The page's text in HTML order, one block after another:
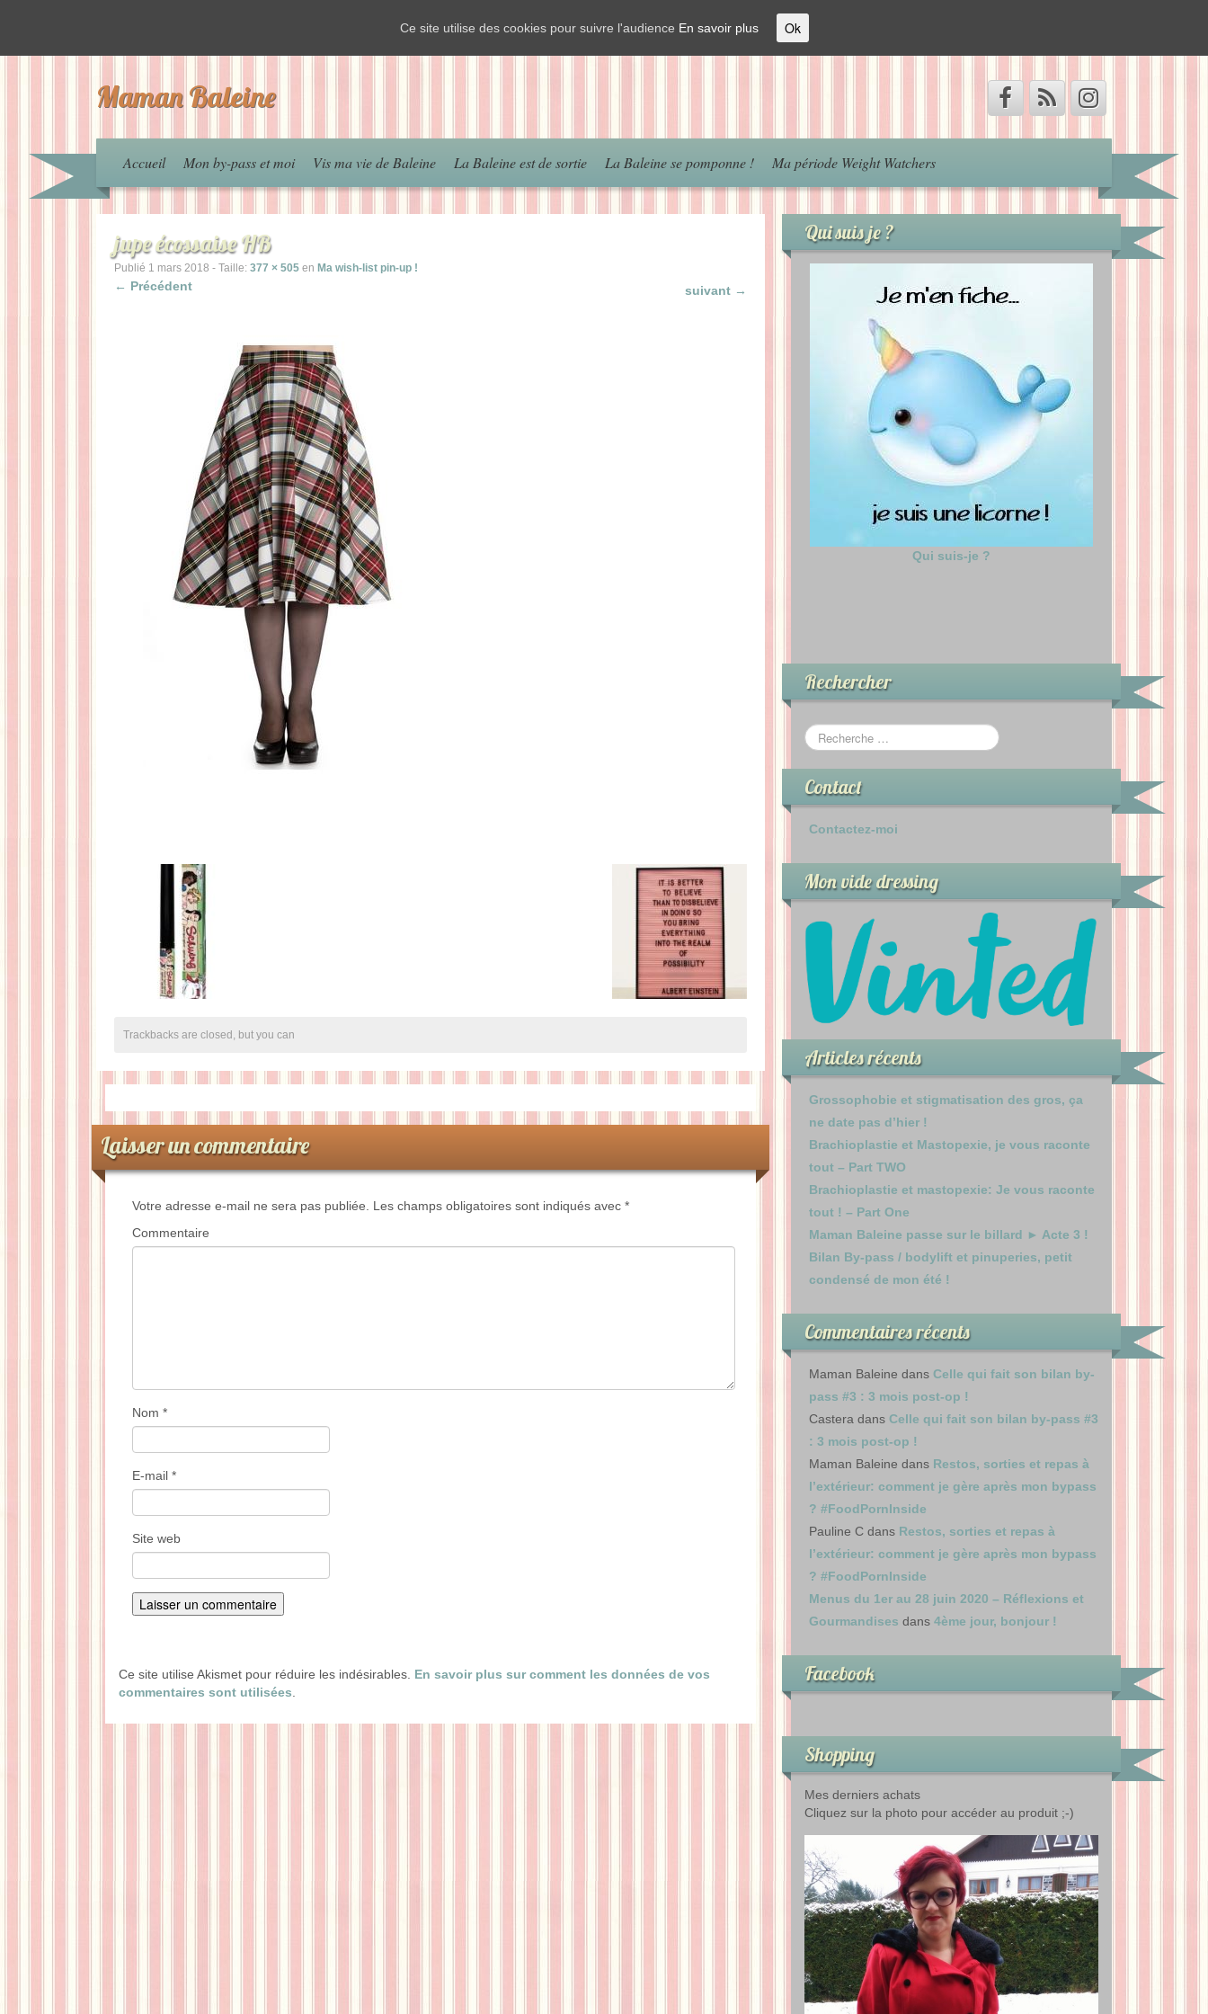
Maman Baleine
Accueil Mon by-pass et moi Vis ma vie de Baleine La Baleine est de sortie La Baleine se pomponne ! Ma période Weight Watchers
jupe écossaise HB
Publié 1 mars 2018 - Taille: 377 × 505 en Ma wish-list pin-up !
← Précédent suivant →
Trackbacks are closed, but you can
Laisser un commentaire
Votre adresse e-mail ne sera pas publiée. Les champs obligatoires sont indiqués avec *
Commentaire
Nom *
E-mail *
Site web
Ce site utilise Akismet pour réduire les indésirables. En savoir plus sur comment les données de vos
commentaires sont utilisées
Qui suis je ?
Qui suis-je ?
Rechercher
Contact
Contactez-moi
Mon vide dressing
Articles récents
Grossophobie et stigmatisation des gros, ça
ne date pas d’hier !
Brachioplastie et Mastopexie, je vous raconte
tout – Part TWO
Brachioplastie et mastopexie: Je vous raconte
tout ! – Part One
Maman Baleine passe sur le billard ► Acte 3 !
Bilan By-pass / bodylift et pinuperies, petit
condensé de mon été !
Commentaires récents
Maman Baleine dans Celle qui fait son bilan by-
pass #3 : 3 mois post-op !
Castera dans Celle qui fait son bilan by-pass #3
: 3 mois post-op !
Maman Baleine dans Restos, sorties et repas à
l’extérieur: comment je gère après mon bypass
? #FoodPornInside
Pauline Cdans Restos, sorties et repas à
l’extérieur: comment je gère après mon bypass
? #FoodPornInside
Menus du 1er au 28 juin 2020 – Réflexions et
Gourmandises dans 4ème jour, bonjour !
Facebook
Shopping
Mes derniers achats
Cliquez sur la photo pour accéder au produit ;-)
Ce site utilise des cookies pour suivre l'audience En savoir plus Ok